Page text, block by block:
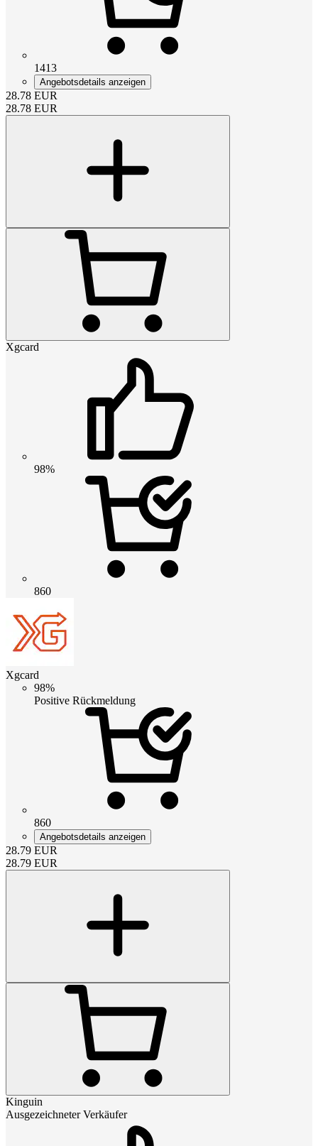
1413
Angebotsdetails anzeigen
28.78 EUR
28.78 EUR
Xgcard
98%
860
Xgcard
98%
Positive Rückmeldung
860
Angebotsdetails anzeigen
28.79 EUR
28.79 EUR
Kinguin
Ausgezeichneter Verkäufer